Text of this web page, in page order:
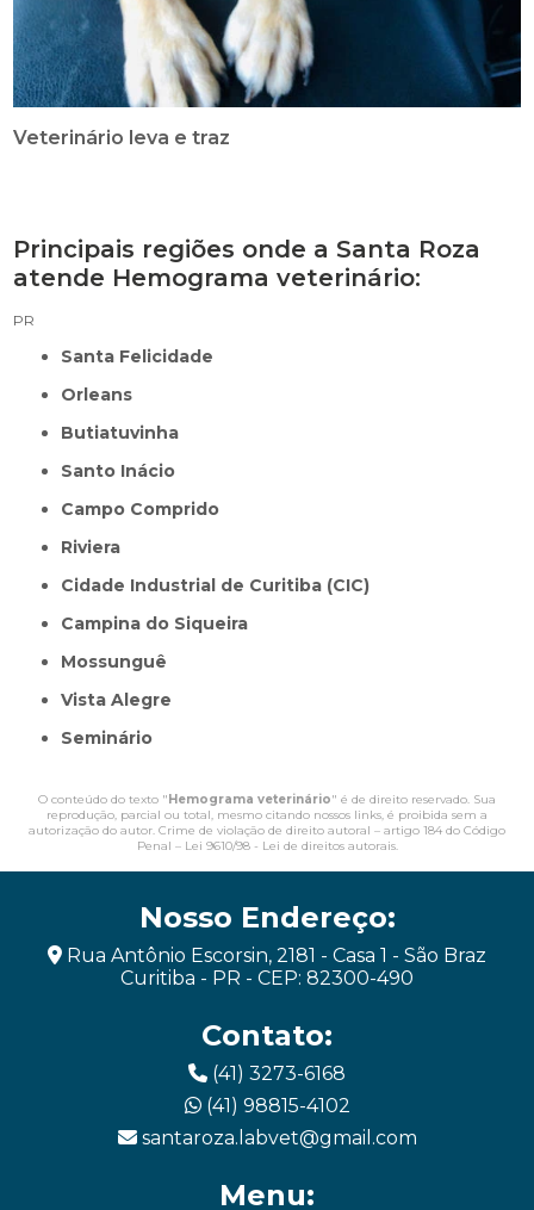
Veterinário leva e traz
Principais regiões onde a Santa Roza
atende Hemograma veterinário:
PR
Santa Felicidade
Orleans
Butiatuvinha
Santo Inácio
Campo Comprido
Riviera
Cidade Industrial de Curitiba (CIC)
Campina do Siqueira
Mossunguê
Vista Alegre
Seminário
O conteúdo do texto " Hemograma veterinário" é de direito reservado. Sua
reprodução, parcial ou total, mesmo citando nossos links, é proibida sem a
autorização do autor. Crime de violação de direito autoral – artigo 184 do Código
Penal – Lei 9610/98 - Lei de direitos autorais.
Nosso Endereço:
Rua Antônio Escorsin, 2181 - Casa 1 - São Braz
Curitiba - PR - CEP: 82300-490
Contato:
(41) 3273-6168
(41) 98815-4102
santaroza.labvet@gmail.com
Menu: